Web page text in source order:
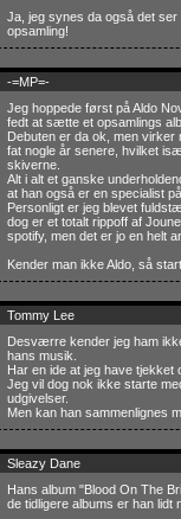
Ja, jeg synes da også det ser
opsamling!
-=MP=-
Jeg hoppede først på Aldo
fedt at sætte et opsamlings
Debuten er da ok, men
fat nogle år senere, hvilket
skiverne.
Alt i alt et ganske
at han også er en specialist
Personligt er jeg blevet
dog er et totalt rippoff af
spotify, men det er jo en helt
Kender man ikke Aldo, så
Tommy Lee
Desværre kender jeg ham
hans musik.
Har en ide at jeg have tjekket
Jeg vil dog nok ikke starte
udgivelser.
Men kan han sammenlignes
Sleazy Dane
Hans album "Blood On The
de tidligere albums er han lidt